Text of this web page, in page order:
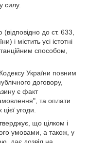
силу.
до ст. 633,
і містить усі істотні
способом,
України повним
договору,
є факт
та оплати
угоди.
що цілком і
умовами, а також, у